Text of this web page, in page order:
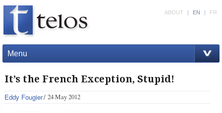
Menu
ABOUT | EN | FR
It’s the French Exception, Stupid!
Eddy Fougier 24 May 2012